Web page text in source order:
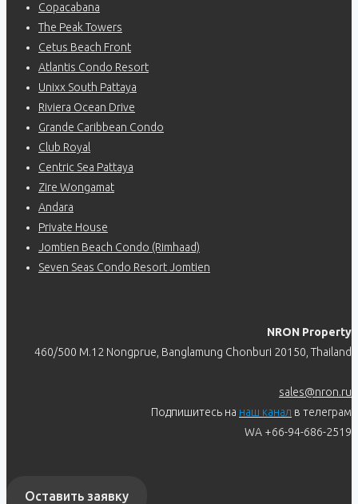
Copacabana
The Peak Towers
Cetus Beach Front
Atlantis Condo Resort
Unixx South Pattaya
Riviera Ocean Drive
Grande Caribbean Condo
Club Royal
Centric Sea Pattaya
Zire Wongamat
Andara
Private House
Jomtien Beach Condo (Rimhaad)
Seven Seas Condo Resort Jomtien
NRON Property
460/500 M.12 Nongprue, Banglamung Chonburi 20150, Thailand
sales@nron.ru
Подпишитесь на наш канал в телеграм
WA +66-94-686-2519
Оставить заявку